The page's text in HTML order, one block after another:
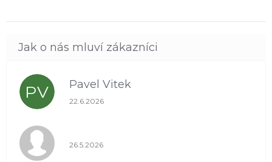
PV Pavel Vitek
Hodnocení obchodu je 5 z 5 hvězdiček.
22.6.2026
Hodnocení obchodu je 1 z 5 hvězdiček.
26.5.2026